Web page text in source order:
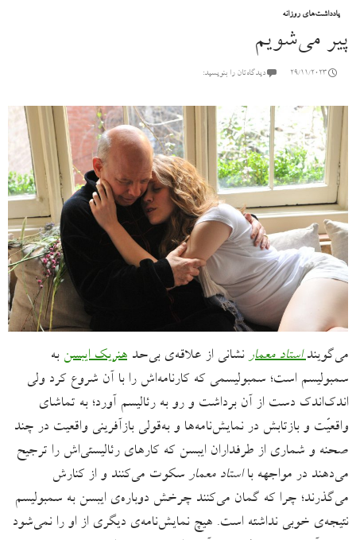
یادداشت‌های روزانه
پیر می‌شویم
29/11/2023 دیدگاه‌تان را بنویسید:
می‌گویند استاد معمار نشانی از علاقه‌ی بی‌حد هنریک ایبسن به
سمبولیسم است؛ سمبولیسمی که کارنامه‌اش را با آن شروع کرد ولی
اندک‌اندک دست از آن برداشت و رو به رئالیسم آورد؛ به تماشای
واقعیّت و بازتابش در نمایش‌نامه‌ها و به‌قولی بازآفرینی واقعیت در چند
صحنه و شماری از طرفداران ایبسن که کارهای رئالیستی‌اش را ترجیح
می‌دهند در مواجهه بااستاد معمار سکوت می‌کنند و از کنارش
می‌گذرند؛ چرا که گمان می‌کنند چرخش دوباره‌ی ایبسن به سمبولیسم
نتیجه‌ی خوبی نداشته است. هیچ نمایش‌نامه‌ی دیگری از او را نمی‌شود